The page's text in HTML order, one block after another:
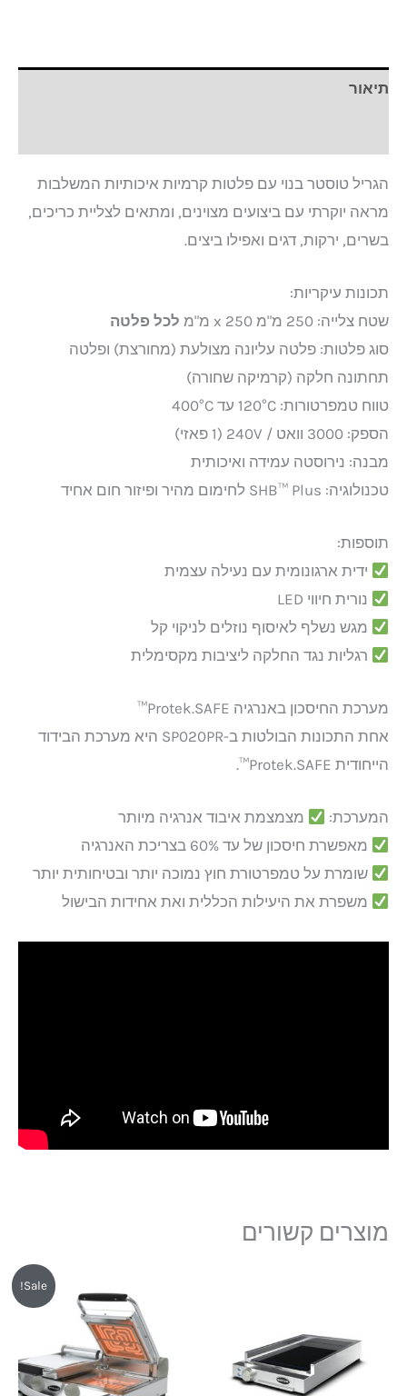
תיאור
הגריל טוסטר בנוי עם פלטות קרמיות איכותיות המשלבות
מראה יוקרתי עם ביצועים מצוינים, ומתאים לצליית כריכים,
בשרים, ירקות, דגים ואפילו ביצים.
תכונות עיקריות:
שטח צלייה: 250 מ"מ x 250 מ"מ
לכל פלטה
סוג פלטות: פלטה עליונה מצולעת (מחורצת) ופלטה
תחתונה חלקה (קרמיקה שחורה)
טווח טמפרטורות: 120°C עד 400°C
הספק: 3000 וואט / 240V (1 פאזי)
מבנה: נירוסטה עמידה ואיכותית
טכנולוגיה: SHB™ Plus לחימום מהיר ופיזור חום אחיד
תוספות:
ידית ארגונומית עם נעילה עצמית
נורית חיווי LED
מגש נשלף לאיסוף נוזלים לניקוי קל
רגליות נגד החלקה ליציבות מקסימלית
מערכת החיסכון באנרגיה Protek.SAFE™
אחת התכונות הבולטות ב-SP020PR היא מערכת הבידוד
הייחודית Protek.SAFE™.
המערכת:
מצמצמת איבוד אנרגיה מיותר
מאפשרת חיסכון של עד 60% בצריכת האנרגיה
שומרת על טמפרטורת חוץ נמוכה יותר ובטיחותית יותר
משפרת את היעילות הכללית ואת אחידות הבישול
מוצרים קשורים
Sale!
המקורי
היה:
₪7,549.
הנוכחי
הוא:
₪6,980.